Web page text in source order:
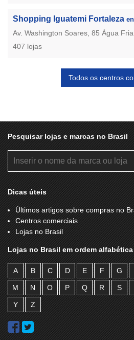
Shopping Iguatemi Fortaleza
Av. Washington Soares, 85 Água
407 lojas
Todos os centros
Pesquisar lojas e marcas no Brasil
Dicas úteis
Últimos artigos sobre compras no
Centros comerciais
Lojas no Brasil
Lojas no Brasil em ordem alfabética
A B C D E F G
M N O P Q R S
Y Z